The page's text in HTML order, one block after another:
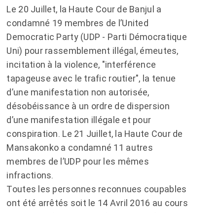
Le 20 Juillet, la Haute Cour de Banjul a
condamné 19 membres de l’United
Democratic Party (UDP - Parti Démocratique
Uni) pour rassemblement illégal, émeutes,
incitation à la violence, "interférence
tapageuse avec le trafic routier", la tenue
d’une manifestation non autorisée,
désobéissance à un ordre de dispersion
d’une manifestation illégale et pour
conspiration. Le 21 Juillet, la Haute Cour de
Mansakonko a condamné 11 autres
membres de l’UDP pour les mêmes
infractions.
Toutes les personnes reconnues coupables
ont été arrêtés soit le 14 Avril 2016 au cours